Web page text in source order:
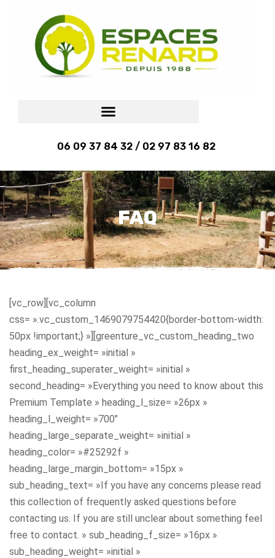
06 09 37 84 32 / 02 97 83 16 82
FAQ
[vc_row][vc_column
css= ».vc_custom_1469079754420{border-bottom-width:
50px !important;} »][greenture_vc_custom_heading_two
heading_ex_weight= »initial »
first_heading_superater_weight= »initial »
second_heading= »Everything you need to know about this
Premium Template » heading_l_size= »26px »
heading_l_weight= »700″
heading_large_separate_weight= »initial »
heading_color= »#25292f »
heading_large_margin_bottom= »15px »
sub_heading_text= »If you have any concerns please read
this collection of frequently asked questions before
contacting us. If you are still unclear about something feel
free to contact. » sub_heading_f_size= »16px »
sub_heading_weight= »initial »